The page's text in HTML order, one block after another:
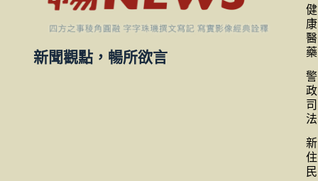
新聞觀點，暢所欲言
健
康
醫
藥
警
政
司
法
新
住
民